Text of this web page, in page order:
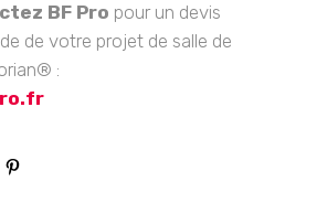
BF Pro pour un devis
de votre projet de salle de
: